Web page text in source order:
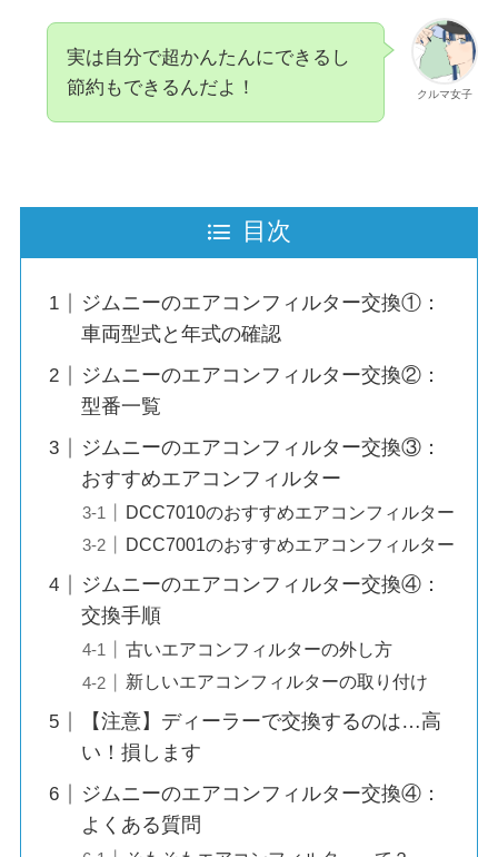
クルマ女子
実は自分で超かんたんにできるし
節約もできるんだよ！
目次
ジムニーのエアコンフィルター交換①：
車両型式と年式の確認
ジムニーのエアコンフィルター交換②：
型番一覧
ジムニーのエアコンフィルター交換③：
おすすめエアコンフィルター
DCC7010のおすすめエアコンフィルター
DCC7001のおすすめエアコンフィルター
ジムニーのエアコンフィルター交換④：
交換手順
古いエアコンフィルターの外し方
新しいエアコンフィルターの取り付け
【注意】ディーラーで交換するのは…高
い！損します
ジムニーのエアコンフィルター交換④：
よくある質問